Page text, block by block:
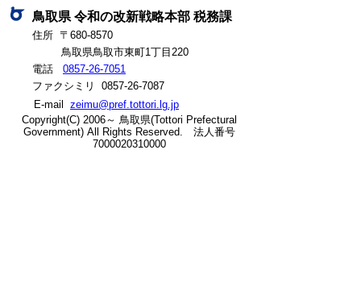
ッ
ト
へ
の
鳥取県 令和の改新戦略本部 税務課
住所 〒680-8570
鳥取県鳥取市東町1丁目220
電話 0857-26-7051
ファクシミリ 0857-26-7087
E-mail zeimu@pref.tottori.lg.jp
Copyright(C) 2006～ 鳥取県(Tottori Prefectural
Government) All Rights Reserved. 法人番号
7000020310000